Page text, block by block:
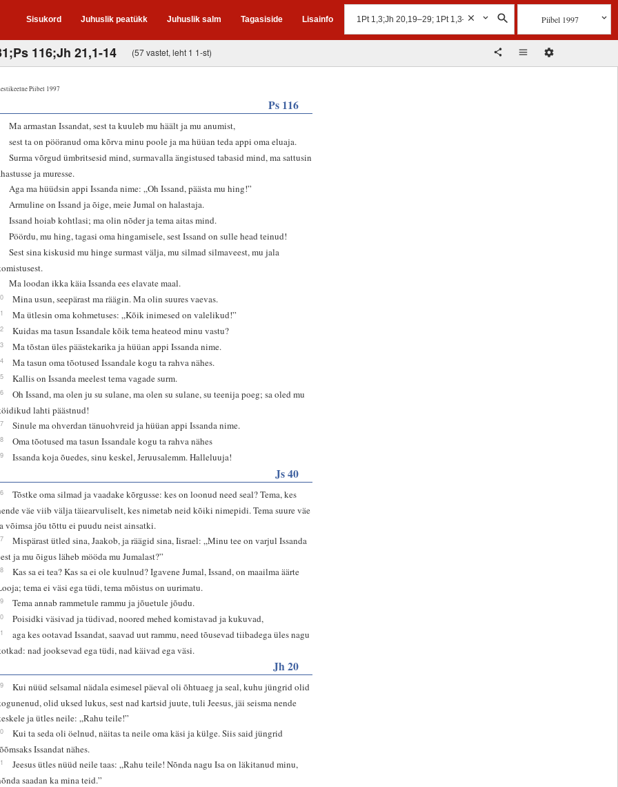
Sisukord Juhuslik peatükk Juhuslik salm Tagasiside Lisainfo Piibel 1997
116;Jh 21,1-14 (57 vastet, leht 1 1-st)
Piibel 1997
Ps 116
Ma armastan Issandat, sest ta kuuleb mu häält ja mu anumist,
sest ta on pööranud oma kõrva minu poole ja ma hüüan teda appi oma eluaja.
Surma võrgud ümbritsesid mind, surmavalla ängistused tabasid mind, ma sattusin
ja muresse.
Aga ma hüüdsin appi Issanda nime: „Oh Issand, päästa mu hing!”
Armuline on Issand ja õige, meie Jumal on halastaja.
Issand hoiab kohtlasi; ma olin nõder ja tema aitas mind.
Pöördu, mu hing, tagasi oma hingamisele, sest Issand on sulle head teinud!
Sest sina kiskusid mu hinge surmast välja, mu silmad silmaveest, mu jala
Ma loodan ikka käia Issanda ees elavate maal.
Mina usun, seepärast ma räägin. Ma olin suures vaevas.
Ma ütlesin oma kohmetuses: „Kõik inimesed on valelikud!”
Kuidas ma tasun Issandale kõik tema heateod minu vastu?
Ma tõstan üles päästekarika ja hüüan appi Issanda nime.
Ma tasun oma tõotused Issandale kogu ta rahva nähes.
Kallis on Issanda meelest tema vagade surm.
Oh Issand, ma olen ju su sulane, ma olen su sulane, su teenija poeg; sa oled mu
lahti päästnud!
Sinule ma ohverdan tänuohvreid ja hüüan appi Issanda nime.
Oma tõotused ma tasun Issandale kogu ta rahva nähes
Issanda koja õuedes, sinu keskel, Jeruusalemm. Halleluuja!
Js 40
Tõstke oma silmad ja vaadake kõrgusse: kes on loonud need seal? Tema, kes
väe viib välja täiearvuliselt, kes nimetab neid kõiki nimepidi. Tema suure väe
võimsa jõu tõttu ei puudu neist ainsatki.
Mispärast ütled sina, Jaakob, ja räägid sina, Iisrael: „Minu tee on varjul Issanda
ja mu õigus läheb mööda mu Jumalast?”
Kas sa ei tea? Kas sa ei ole kuulnud? Igavene Jumal, Issand, on maailma äärte
tema ei väsi ega tüdi, tema mõistus on uurimatu.
Tema annab rammetule rammu ja jõuetule jõudu.
Poisidki väsivad ja tüdivad, noored mehed komistavad ja kukuvad,
aga kes ootavad Issandat, saavad uut rammu, need tõusevad tiibadega üles nagu
nad jooksevad ega tüdi, nad käivad ega väsi.
Jh 20
Kui nüüd selsamal nädala esimesel päeval oli õhtuaeg ja seal, kuhu jüngrid olid
olid uksed lukus, sest nad kartsid juute, tuli Jeesus, jäi seisma nende
ja ütles neile: „Rahu teile!”
Kui ta seda oli öelnud, näitas ta neile oma käsi ja külge. Siis said jüngrid
Issandat nähes.
Jeesus ütles nüüd neile taas: „Rahu teile! Nõnda nagu Isa on läkitanud minu,
saadan ka mina teid.”